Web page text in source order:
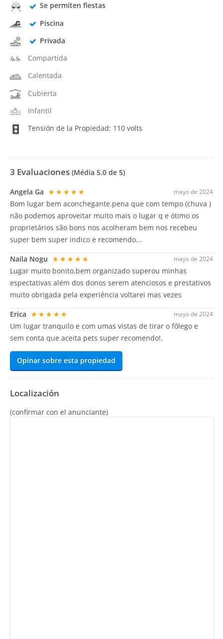
Se permiten fiestas
Piscina
Privada
Compartida
Calentada
Cubierta
Infantil
Tensión de la Propiedad: 110 volts
3 Evaluaciones (Média 5.0 de 5)
mayo de 2024
Angela Ga ★★★★★
Bom lugar bem aconchegante.pena que com tempo (chuva )
não podemos aproveitar muito mais o lugar q e ótimo os
proprietários são bons nos acolheram bem nos recebeu
super bem super indico e recomendo...
mayo de 2024
Naila Nogu ★★★★★
Lugar muito bonito,bem organizado superou minhas
espectativas além dos donos serem atenciosos e prestativos
muito obrigada pela experiência voltarei mas vezes
mayo de 2024
Erica ★★★★★
Um lugar tranquilo e com umas vistas de tirar o fôlego e
sem conta que aceita pets super recomendo!.
Opinar sobre esta propiedad
Localización
(confirmar con el anunciante)